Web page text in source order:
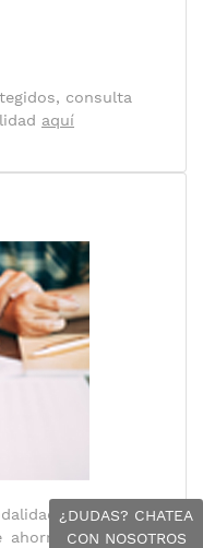
consulta
aquí
de "Contrato
ahorro mensual de
¿DUDAS? CHATEA
CON NOSOTROS